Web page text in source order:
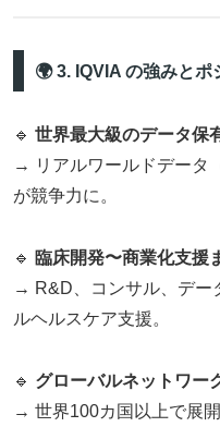
🌍 3. IQVIA の強みとポ
🔹 世界最大級のデータ保
→ リアルワールドデータ
が競争力に。
🔹 臨床開発〜商業化支援
→ R&D、コンサル、デー
ルヘルスケア支援。
🔹 グローバルネットワー
→ 世界100カ国以上で展